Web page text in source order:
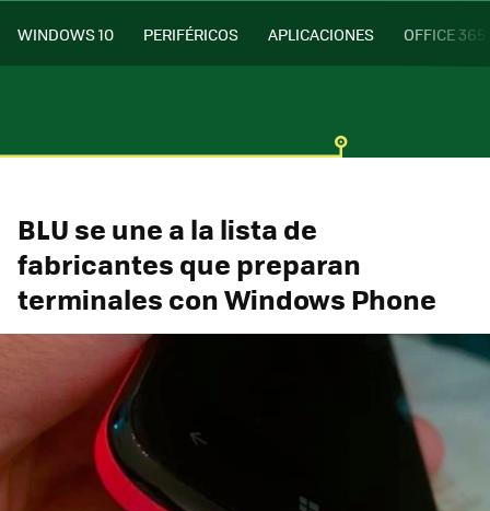
WINDOWS 10 PERIFÉRICOS APLICACIONES OFFICE 365
BLU se une a la lista de
fabricantes que preparan
terminales con Windows Phone